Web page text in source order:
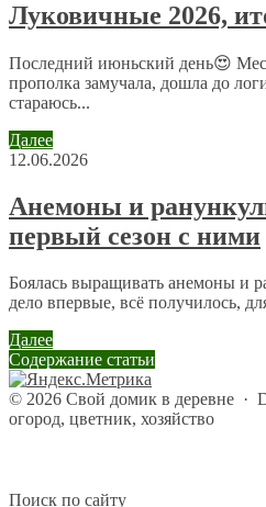
Луковичные 2026,
Последний июньский день😍
прополка замучала, дошла до
стараюсь...
Далее
12.06.2026
Анемоны и
первый сезон с ними
Боялась выращивать анемоны и
дело впервые, всё получилось,
Далее
Содержание статьи
© 2026 Свой домик в деревне ·
огород, цветник, хозяйство
Поиск по сайту